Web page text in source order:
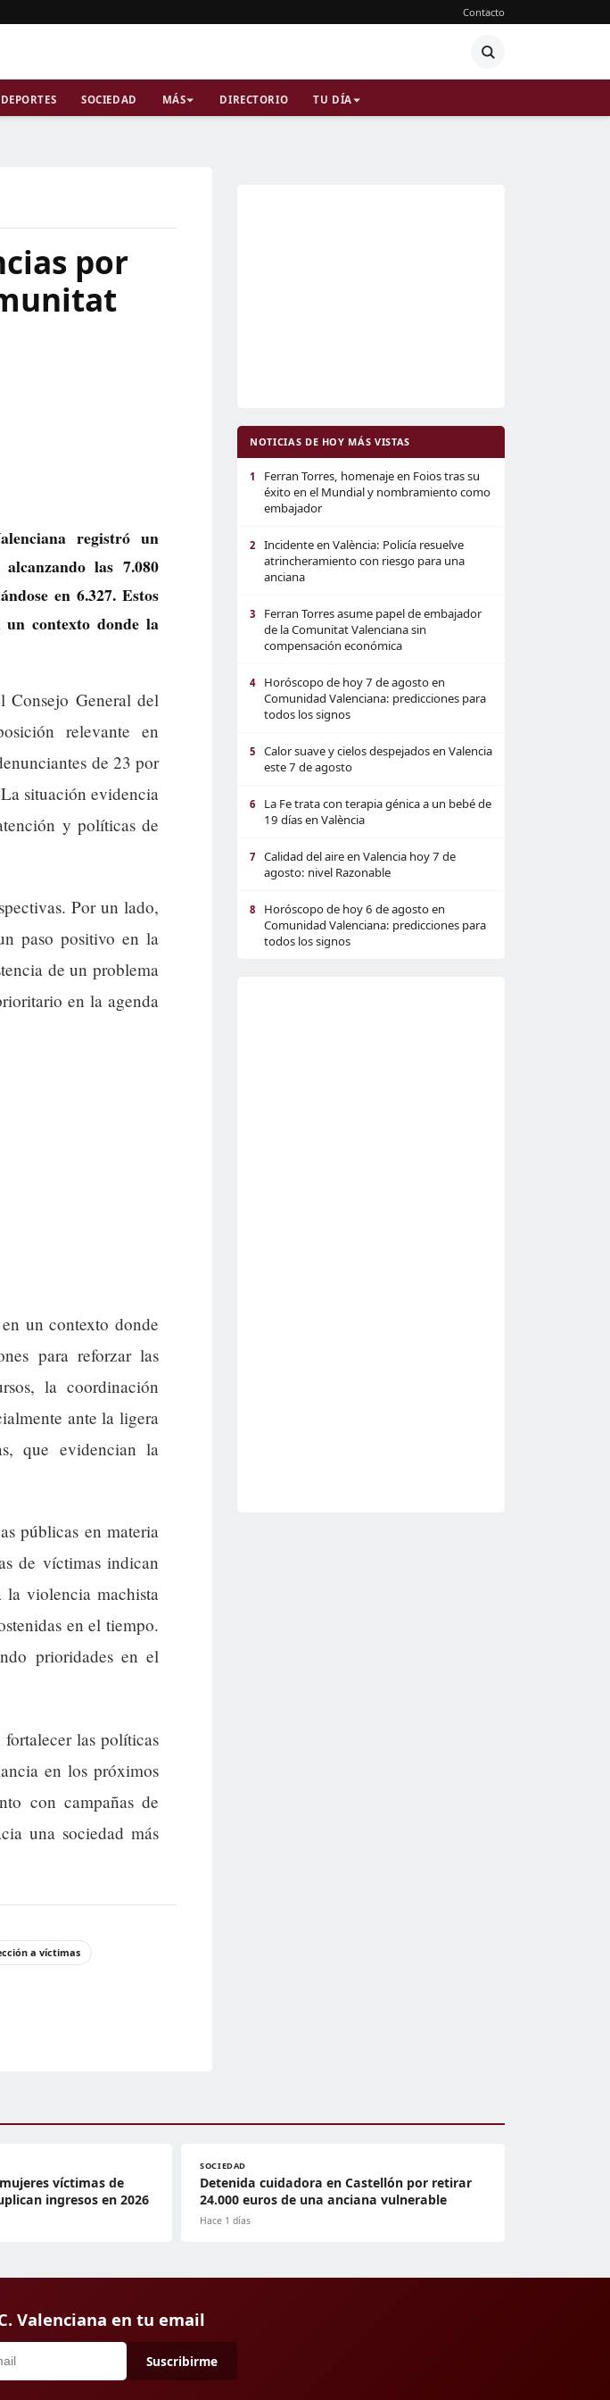
Contacto
DEPORTES SOCIEDAD MÁS DIRECTORIO TU DÍA
por
registró un
las 7.080
en 6.327. Estos
un contexto donde la
Consejo General del
relevante en
de 23 por
situación evidencia
y políticas de
Por un lado,
paso positivo en la
de un problema
en la agenda
un contexto donde
para reforzar las
la coordinación
ante la ligera
que evidencian la
públicas en materia
de víctimas indican
la violencia machista
en el tiempo.
prioridades en el
las políticas
en los próximos
con campañas de
una sociedad más
a víctimas
NOTICIAS DE HOY MÁS VISTAS
1
Ferran Torres, homenaje en Foios tras su
éxito en el Mundial y nombramiento como
embajador
2
Incidente en València: Policía resuelve
atrincheramiento con riesgo para una
anciana
3
Ferran Torres asume papel de embajador
de la Comunitat Valenciana sin
compensación económica
4
Horóscopo de hoy 7 de agosto en
Comunidad Valenciana: predicciones para
todos los signos
5
Calor suave y cielos despejados en Valencia
este 7 de agosto
6
La Fe trata con terapia génica a un bebé de
19 días en València
7
Calidad del aire en Valencia hoy 7 de
agosto: nivel Razonable
8
Horóscopo de hoy 6 de agosto en
Comunidad Valenciana: predicciones para
todos los signos
víctimas de
ingresos en 2026
SOCIEDAD
Detenida cuidadora en Castellón por retirar
24.000 euros de una anciana vulnerable
Hace 1 días
Valenciana en tu email
Suscribirme